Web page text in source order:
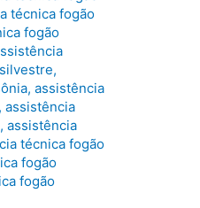
técnica fogão
fogão
,
, assistência
, assistência
, assistência
técnica fogão
fogão
fogão